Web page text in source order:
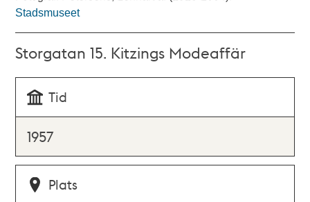
Stadsmuseet
Storgatan 15. Kitzings Modeaffär
Tid
1957
Plats